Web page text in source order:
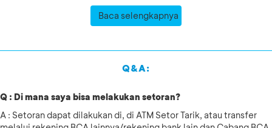
Baca selengkapnya
Q&A:
Q : Di mana saya bisa melakukan setoran?
A : Setoran dapat dilakukan di, di ATM Setor Tarik, atau transfer